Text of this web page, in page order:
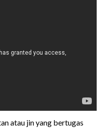
atau jin yang bertugas